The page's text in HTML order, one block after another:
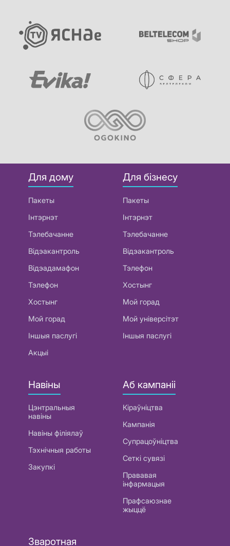
Для дому
Пакеты
Інтэрнэт
Тэлебачанне
Відэакантроль
Відэадамафон
Тэлефон
Хостынг
Мой горад
Іншыя паслугі
Акцыі
Для бізнесу
Пакеты
Інтэрнэт
Тэлебачанне
Відэакантроль
Тэлефон
Хостынг
Мой горад
Мой універсітэт
Іншыя паслугі
Навіны
Цэнтральныя
навіны
Навіны філіялаў
Тэхнічныя работы
Закупкі
Аб кампаніі
Кіраўніцтва
Кампанія
Супрацоўніцтва
Сеткі сувязі
Прававая
інфармацыя
Прафсаюзнае
жыццё
Зваротная